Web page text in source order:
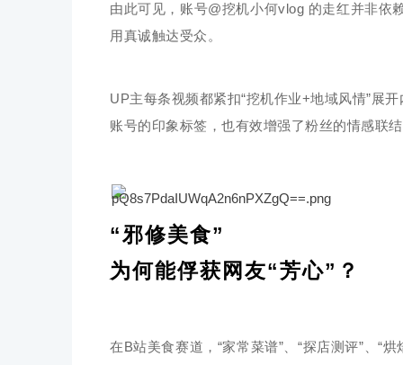
由此可见，账号@挖机小何vlog 的走红并非依
用真诚触达受众。
UP主每条视频都紧扣“挖机作业+地域风情”展
账号的印象标签，也有效增强了粉丝的情感联
“邪修美食”
为何能俘获网友“芳心”？
在B站美食赛道，“家常菜谱”、“探店测评”、“